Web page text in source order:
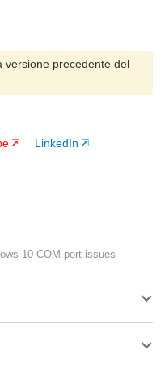
versione precedente del
LinkedIn
10 COM port issues